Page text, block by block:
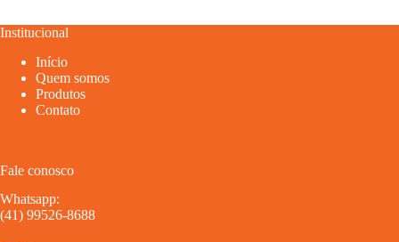
Institucional
Início
Quem somos
Produtos
Contato
Fale conosco
Whatsapp:
(41) 99526-8688